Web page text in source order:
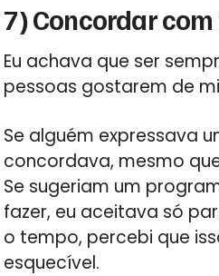
7) Concordar
Eu achava que ser
pessoas gostarem de
Se alguém expressava
concordava, mesmo
Se sugeriam um
fazer, eu aceitava só
o tempo, percebi que
esquecível.